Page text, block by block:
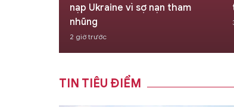
tàu ngầm Scorpene tối tân
3 giờ trước
TIN TIÊU ĐIỂM